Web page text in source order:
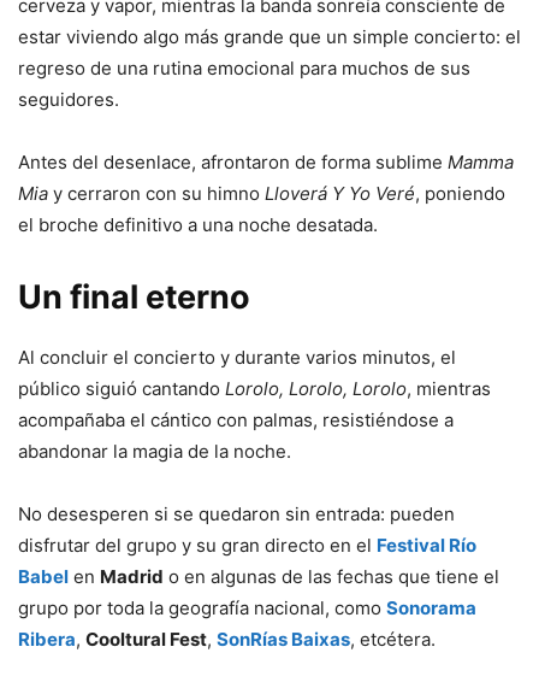
cerveza y vapor, mientras la banda sonreía consciente de
estar viviendo algo más grande que un simple concierto: el
regreso de una rutina emocional para muchos de sus
seguidores.
Antes del desenlace, afrontaron de forma sublime Mamma
Mia y cerraron con su himno Lloverá Y Yo Veré, poniendo
el broche definitivo a una noche desatada.
Un final eterno
Al concluir el concierto y durante varios minutos, el
público siguió cantando Lorolo, Lorolo, Lorolo, mientras
acompañaba el cántico con palmas, resistiéndose a
abandonar la magia de la noche.
No desesperen si se quedaron sin entrada: pueden
disfrutar del grupo y su gran directo en el Festival Río
Babel en Madrid o en algunas de las fechas que tiene el
grupo por toda la geografía nacional, como Sonorama
Ribera, Cooltural Fest, SonRías Baixas, etcétera.